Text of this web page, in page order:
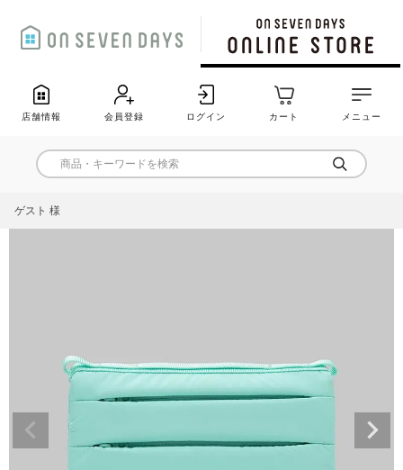
店舗情報 会員登録 ログイン カート メニュー
ゲスト 様